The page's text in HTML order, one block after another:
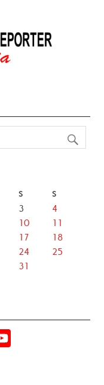
S S
3
4
10
11
17
18
24
25
31